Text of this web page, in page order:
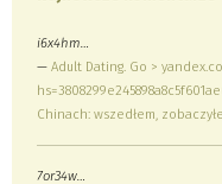
i6x4hm…
—Adult Dating. Go >
Chinach: wszedłem,
7or34w…